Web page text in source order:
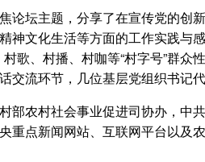
论坛主题，分享了在宣传党的创
文化生活等方面的工作实践与
歌、村播、村咖等“村字号”群
流环节，几位基层党组织书记
部农村社会事业促进司协办，中
重点新闻网站、互联网平台以及